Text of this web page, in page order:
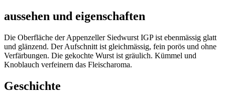
aussehen und eigenschaften
Die Oberfläche der Appenzeller Siedwurst IGP ist ebenmässig glatt
und glänzend. Der Aufschnitt ist gleichmässig, fein porös und ohne
Verfärbungen. Die gekochte Wurst ist gräulich. Kümmel und
Knoblauch verfeinern das Fleischaroma.
Geschichte